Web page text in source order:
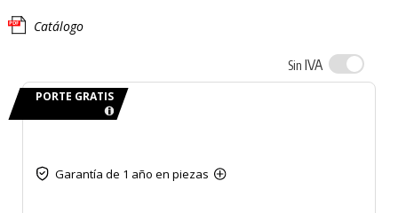
Catálogo
Sin IVA
PORTE GRATIS
Garantía de 1 año en piezas